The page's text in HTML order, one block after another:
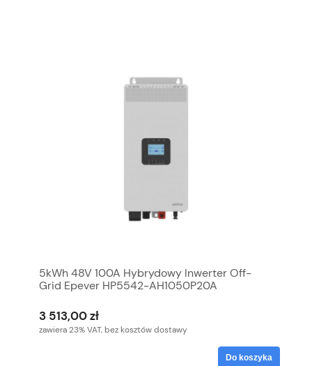
5kWh 48V 100A Hybrydowy Inwerter Off-
Grid Epever HP5542-AH1050P20A
3 513,00 zł
zawiera 23% VAT, bez kosztów dostawy
Do koszyka